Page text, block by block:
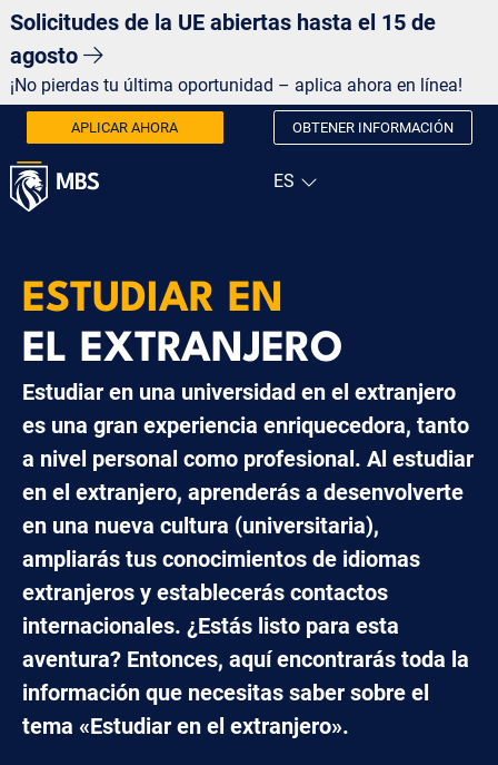
Solicitudes de la UE abiertas hasta el 15 de
agosto
¡No pierdas tu última oportunidad – aplica ahora en línea!
APLICAR AHORA OBTENER INFORMACIÓN
ESTUDIAR EN
EL EXTRANJERO
Estudiar en una universidad en el extranjero
es una gran experiencia enriquecedora, tanto
a nivel personal como profesional. Al estudiar
en el extranjero, aprenderás a desenvolverte
en una nueva cultura (universitaria),
ampliarás tus conocimientos de idiomas
extranjeros y establecerás contactos
internacionales. ¿Estás listo para esta
aventura? Entonces, aquí encontrarás toda la
información que necesitas saber sobre el
tema «Estudiar en el extranjero».